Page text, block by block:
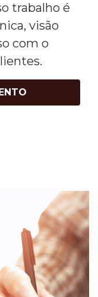
trabalho é
visão
com o